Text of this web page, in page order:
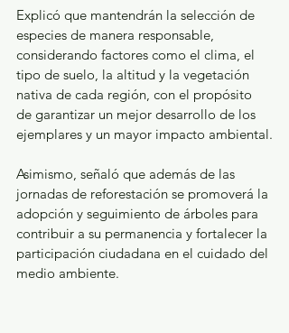
Explicó que mantendrán la selección de
especies de manera responsable,
considerando factores como el clima, el
tipo de suelo, la altitud y la vegetación
nativa de cada región, con el propósito
de garantizar un mejor desarrollo de los
ejemplares y un mayor impacto ambiental.
Asimismo, señaló que además de las
jornadas de reforestación se promoverá la
adopción y seguimiento de árboles para
contribuir a su permanencia y fortalecer la
participación ciudadana en el cuidado del
medio ambiente.